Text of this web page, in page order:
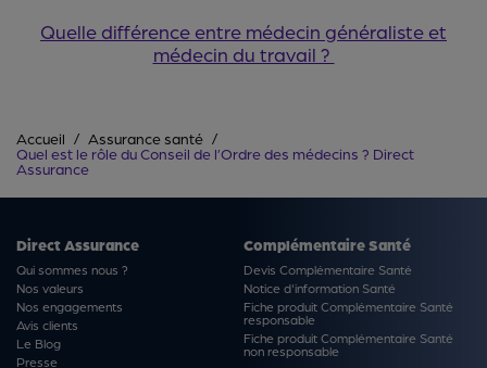
Quelle différence entre médecin généraliste et
médecin du travail ?
Accueil
Assurance santé
Quel est le rôle du Conseil de l’Ordre des médecins ? Direct
Assurance
Direct Assurance
Qui sommes nous ?
Nos valeurs
Nos engagements
Avis clients
Le Blog
Presse
Complémentaire Santé
Devis Complémentaire Santé
Notice d'information Santé
Fiche produit Complémentaire Santé
responsable
Fiche produit Complémentaire Santé
non responsable